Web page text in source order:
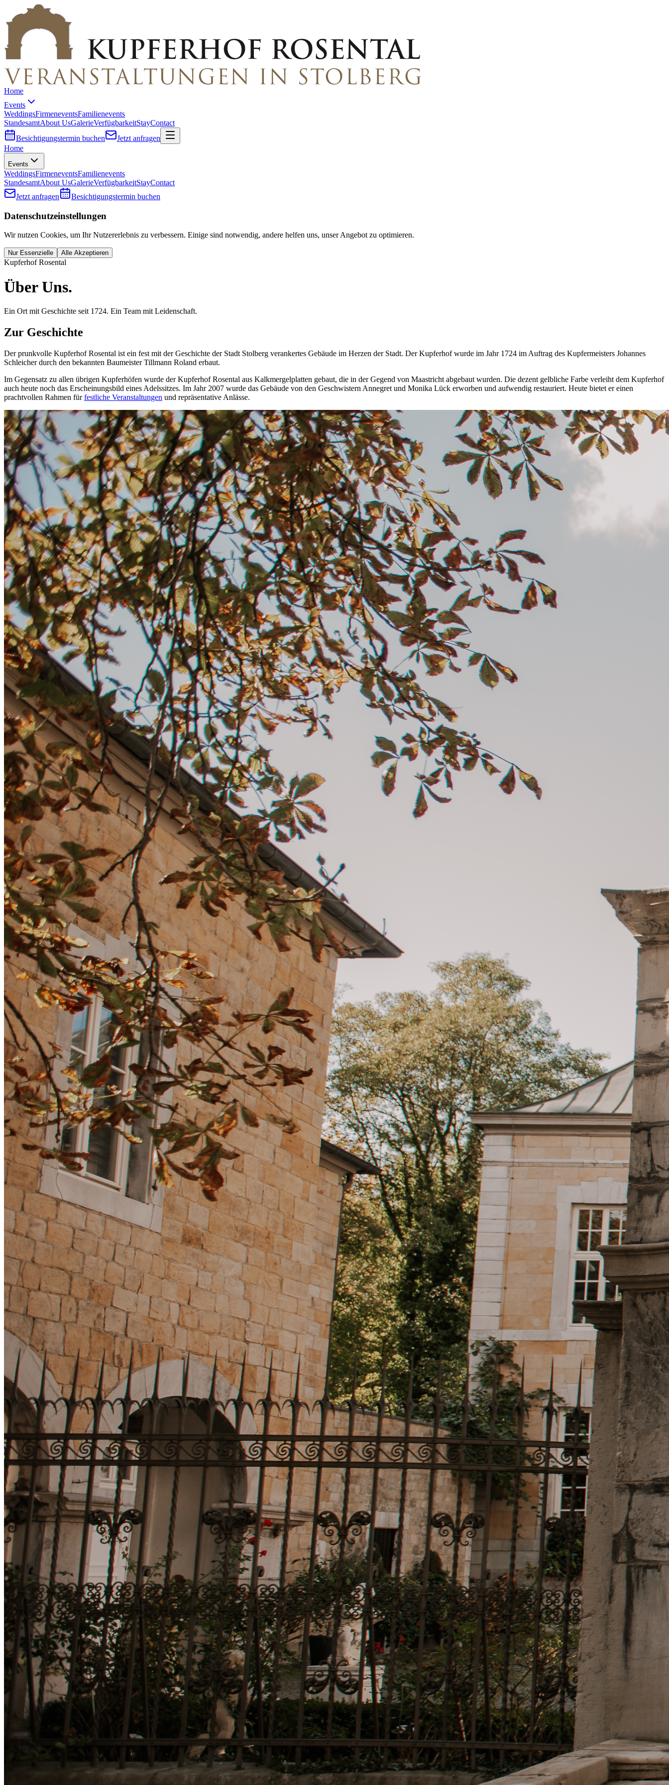
Home
Events
WeddingsFirmeneventsFamilienevents
StandesamtAbout UsGalerieVerfügbarkeitStayContact
Besichtigungstermin buchen
Jetzt anfragen
Home
Events
WeddingsFirmeneventsFamilienevents
StandesamtAbout UsGalerieVerfügbarkeitStayContact
Jetzt anfragen
Besichtigungstermin buchen
Datenschutzeinstellungen
Wir nutzen Cookies, um Ihr Nutzererlebnis zu verbessern. Einige sind notwendig, andere helfen uns, unser Angebot zu optimieren.
Nur Essenzielle Alle Akzeptieren
Kupferhof Rosental
Über Uns.
Ein Ort mit Geschichte seit 1724. Ein Team mit Leidenschaft.
Zur Geschichte
Der prunkvolle Kupferhof Rosental ist ein fest mit der Geschichte der Stadt Stolberg verankertes Gebäude im Herzen der Stadt. Der Kupferhof wurde im Jahr 1724 im Auftrag des Kupfermeisters Johannes
Schleicher durch den bekannten Baumeister Tillmann Roland erbaut.
Im Gegensatz zu allen übrigen Kupferhöfen wurde der Kupferhof Rosental aus Kalkmergelplatten gebaut, die in der Gegend von Maastricht abgebaut wurden. Die dezent gelbliche Farbe verleiht dem Kupferhof
auch heute noch das Erscheinungsbild eines Adelssitzes. Im Jahr 2007 wurde das Gebäude von den Geschwistern Annegret und Monika Lück erworben und aufwendig restauriert. Heute bietet er einen
prachtvollen Rahmen fürfestliche Veranstaltungen und repräsentative Anlässe.